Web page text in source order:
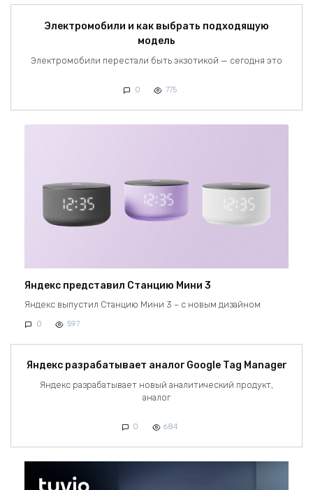
Электромобили и как выбрать подходящую
модель
Электромобили перестали быть экзотикой — сегодня это
0 775
Яндекс представил Станцию Мини 3
Яндекс выпустил Станцию Мини 3 – с новым дизайном
0 597
Яндекс разрабатывает аналог Google Tag Manager
Яндекс разрабатывает новый аналитический продукт,
аналог
0 684